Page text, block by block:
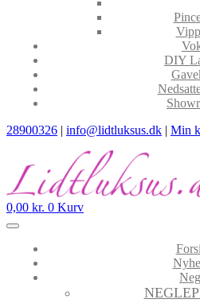
DIY
28900326 | info@lidtluksus.dk | Min
0,00 kr. 0 Kurv